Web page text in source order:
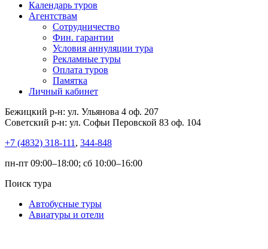
Календарь туров
Агентствам
Сотрудничество
Фин. гарантии
Условия аннуляции тура
Рекламные туры
Оплата туров
Памятка
Личный кабинет
Бежицкий р-н: ул. Ульянова 4 оф. 207
Советский р-н: ул. Софьи Перовской 83 оф. 104
+7 (4832) 318-111 , 344-848
пн-пт 09:00–18:00; сб 10:00–16:00
Поиск тура
Автобусные туры
Авиатуры и отели